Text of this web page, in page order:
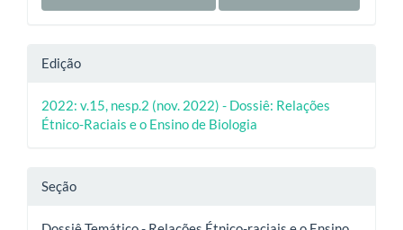
Edição
2022: v.15, nesp.2 (nov. 2022) - Dossiê: Relações
Étnico-Raciais e o Ensino de Biologia
Seção